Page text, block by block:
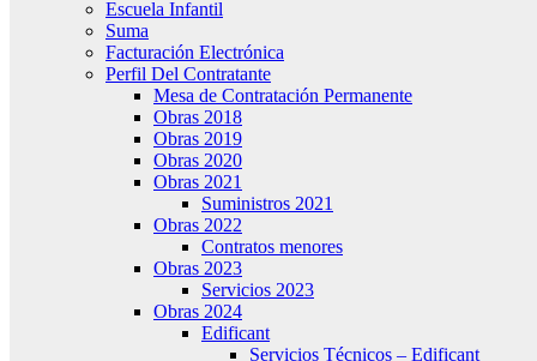
Escuela Infantil
Suma
Facturación Electrónica
Perfil Del Contratante
Mesa de Contratación Permanente
Obras 2018
Obras 2019
Obras 2020
Obras 2021
Suministros 2021
Obras 2022
Contratos menores
Obras 2023
Servicios 2023
Obras 2024
Edificant
Servicios Técnicos – Edificant